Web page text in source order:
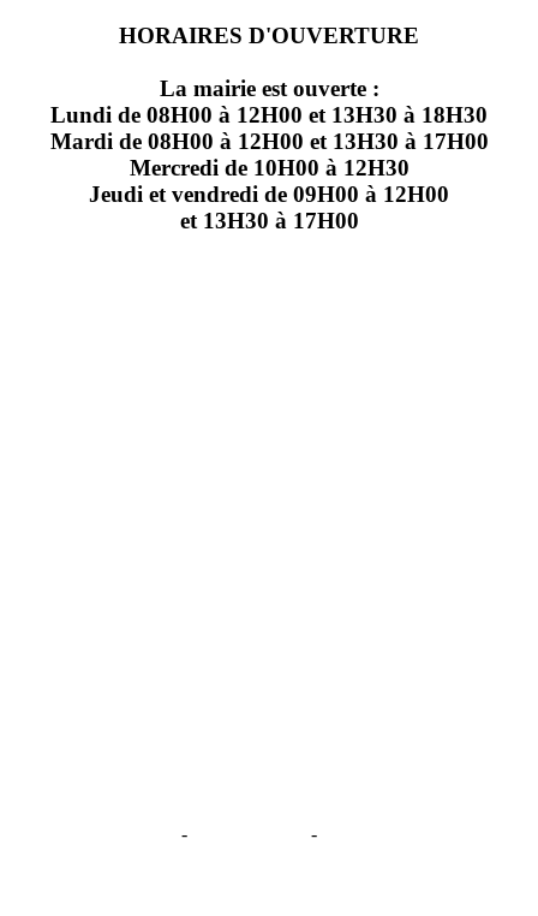
HORAIRES D'OUVERTURE
La mairie est ouverte :
Lundi de 08H00 à 12H00 et 13H30 à 18H30
Mardi de 08H00 à 12H00 et 13H30 à 17H00
Mercredi de 10H00 à 12H30
Jeudi et vendredi de 09H00 à 12H00
et 13H30 à 17H00
- -